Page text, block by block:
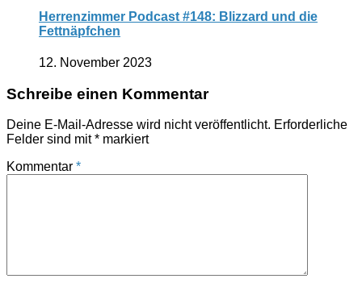
Herrenzimmer Podcast #148: Blizzard und die
Fettnäpfchen
12. November 2023
Schreibe einen Kommentar
Deine E-Mail-Adresse wird nicht veröffentlicht. Erforderliche
Felder sind mit* markiert
Kommentar *